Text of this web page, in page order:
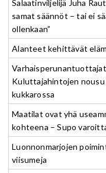
Salaatinviljelijä Juha
samat säännöt – tai ei
ollenkaan”
Alanteet kehittävät
Kuluttajahintojen
kukkarossa
Maatilat ovat yhä
kohteena – Supo
Luonnonmarjojen
viisumeja